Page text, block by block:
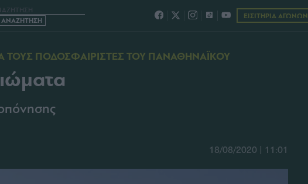
ΕΙΣΙΤΗΡΙΑ ΑΓΩΝΩΝ
ΤΟΥΣ ΠΟΔΟΣΦΑΙΡΙΣΤΕΣ ΤΟΥ ΠΑΝΑΘΗΝΑΪΚΟΥ
18/08/2020 | 11:01